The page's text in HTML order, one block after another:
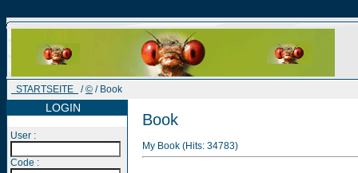
STARTSEITE /© / Book
LOGIN
User :
Code :
Book
My Book (Hits: 34783)